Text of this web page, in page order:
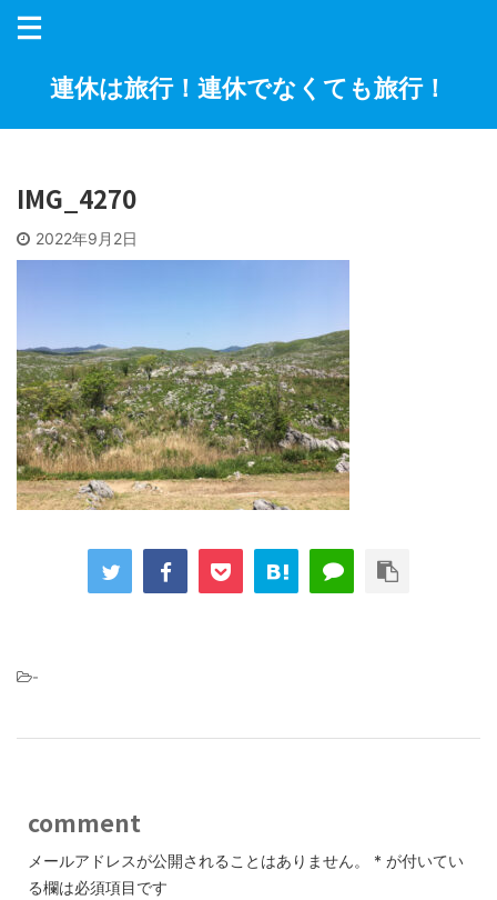
連休は旅行！連休でなくても旅行！
IMG_4270
2022年9月2日
-
comment
メールアドレスが公開されることはありません。 * が付いてい
る欄は必須項目です